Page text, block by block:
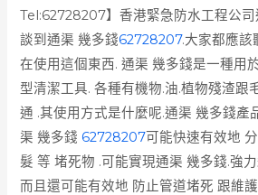
Tel:62728207】香港緊急防水工程公
談到通渠 幾多錢62728207.大家都應該
在使用這個東西. 通渠 幾多錢是一種用
型清潔工具. 各種有機物.油.植物殘渣跟
通 .其使用方式是什麼呢.通渠 幾多錢產
渠 幾多錢 62728207可能快速有效地
髮 等 堵死物 .可能實現通渠 幾多錢.強
而且還可能有效地 防止管道堵死 跟維